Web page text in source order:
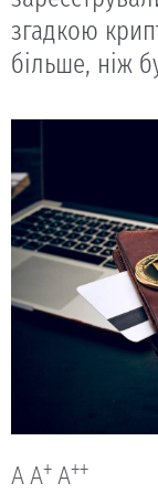
згадкою
більше, ніж
A A+ A++